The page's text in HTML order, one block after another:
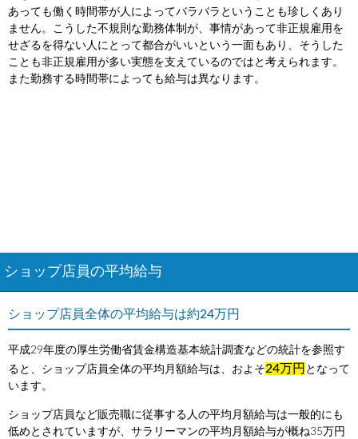
あっても働く時間帯が人によってバラバラということも珍しくあり
ません。こうした不規則な勤務体制が、事情があって非正規雇用を
せざるを得ない人にとって都合がいいという一面もあり、そうした
ことも非正規雇用が多い実態を支えているのではと考えられます。
また勤務する時間帯によっても給与は異なります。
ショップ店員の平均給与
ショップ店員全体の平均給与は約24万円
平成29年度の厚生労働省賃金構造基本統計調査などの統計を参照す
ると、ショップ店員全体の平均月額給与は、およそ24万円 となって
います。
ショップ店員など販売職に従事する人の平均月額給与は一般的にも
低めとされていますが、サラリーマンの平均月額給与が概ね35万円